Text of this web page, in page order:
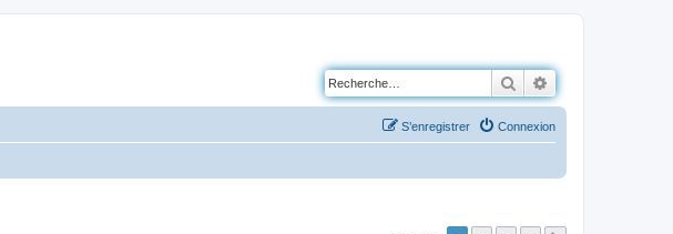
Rechercher
Connexion
S’enregistrer